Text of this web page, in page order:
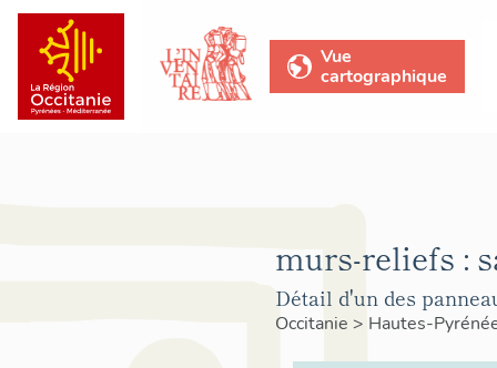
Vue
cartographique
murs-reliefs :
Détail d'un des
Occitanie > Hautes-